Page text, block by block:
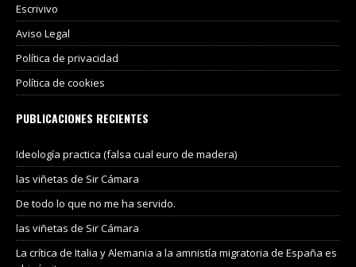
Escrivivo
Aviso Legal
Política de privacidad
Política de cookies
PUBLICACIONES RECIENTES
Ideología practica (falsa cual euro de madera)
las viñetas de Sir Cámara
De todo lo que no me ha servido.
las viñetas de Sir Cámara
La crítica de Italia y Alemania a la amnistía migratoria de España es